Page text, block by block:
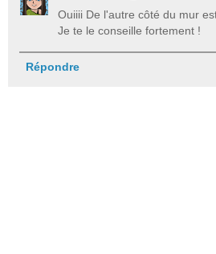
Ouiiii De l'autre côté du mur
Je te le conseille fortement !
Répondre